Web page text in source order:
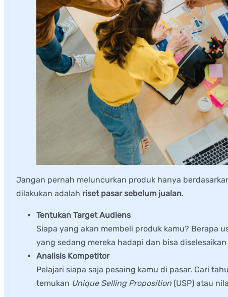
Jangan pernah meluncurkan produk hanya
dilakukan adalah riset pasar sebelum jualan.
Tentukan Target Audiens
Siapa yang akan membeli produk kamu? Berapa
yang sedang mereka hadapi dan bisa
Analisis Kompetitor
Pelajari siapa saja pesaing kamu di pasar. Cari
temukan Unique Selling Proposition (USP) atau